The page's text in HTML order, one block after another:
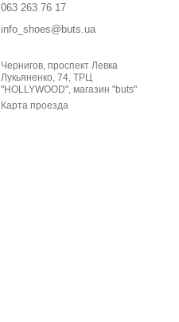
063 263 76 17
info_shoes@buts.ua
Чернигов, проспект Левка
Лукьяненко, 74, ТРЦ
"HOLLYWOOD", магазин "buts"
Карта проезда